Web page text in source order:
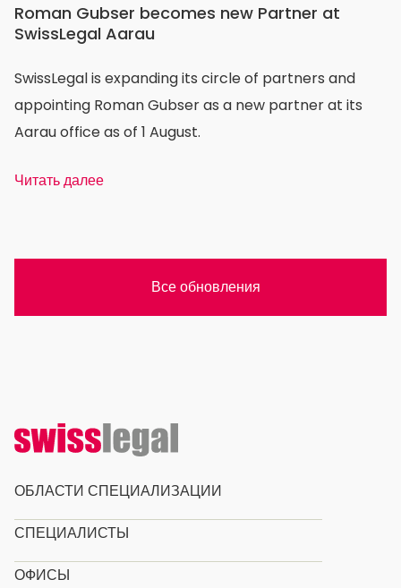
Roman Gubser becomes new Partner at
SwissLegal Aarau
SwissLegal is expanding its circle of partners and
appointing Roman Gubser as a new partner at its
Aarau office as of 1 August.
Читать далее
Все обновления
ОБЛАСТИ СПЕЦИАЛИЗАЦИИ
СПЕЦИАЛИСТЫ
ОФИСЫ